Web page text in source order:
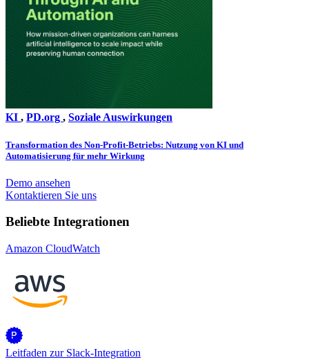
KI , PD.org , Soziale Auswirkungen
Transformation des Non-Profit-Betriebs: Nutzung von KI und
Automatisierung für mehr Wirkung
Demo ansehen
Kontaktieren Sie uns
Beliebte Integrationen
Amazon CloudWatch
Leitfaden zur Slack-Integration